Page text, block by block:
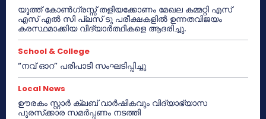
യൂത്ത് കോൺഗ്രസ്സ് തളിയക്കോണം മേഖല കമ്മറ്റി എസ്
എസ് എൽ സി പ്ലസ് ടു പരീക്ഷകളിൽ ഉന്നതവിജയം
കരസ്ഥമാക്കിയ വിദ്യാർത്ഥികളെ ആദരിച്ചു.
School & College
“നവ് ഓറ” പരിപാടി സംഘടിപ്പിച്ചു
Local News
ഊരകം സ്റ്റാർ ക്ലബ് വാർഷികവും വിദ്യാഭ്യാസ
പുരസ്‌ക്കാര സമർപ്പണം നടത്തി